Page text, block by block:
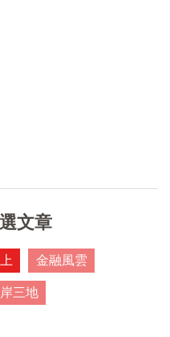
文章
金融風雲
三地